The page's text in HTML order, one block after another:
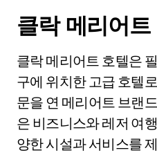
클락 메리어트
클락 메리어트 호텔은
구에 위치한 고급 호텔
문을 연 메리어트 브랜
은 비즈니스와 레저 여
양한 시설과 서비스를